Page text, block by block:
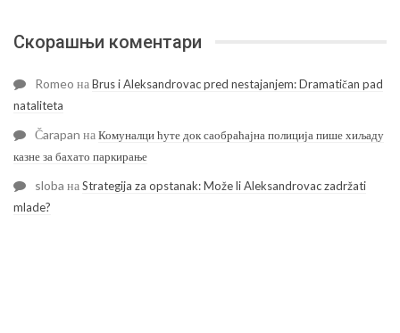
Скорашњи коментари
Romeo наBrus i Aleksandrovac pred nestajanjem: Dramatičan pad
nataliteta
Čarapan наКомуналци ћуте док саобраћајна полиција пише хиљаду
казне за бахато паркирање
sloba наStrategija za opstanak: Može li Aleksandrovac zadržati
mlade?